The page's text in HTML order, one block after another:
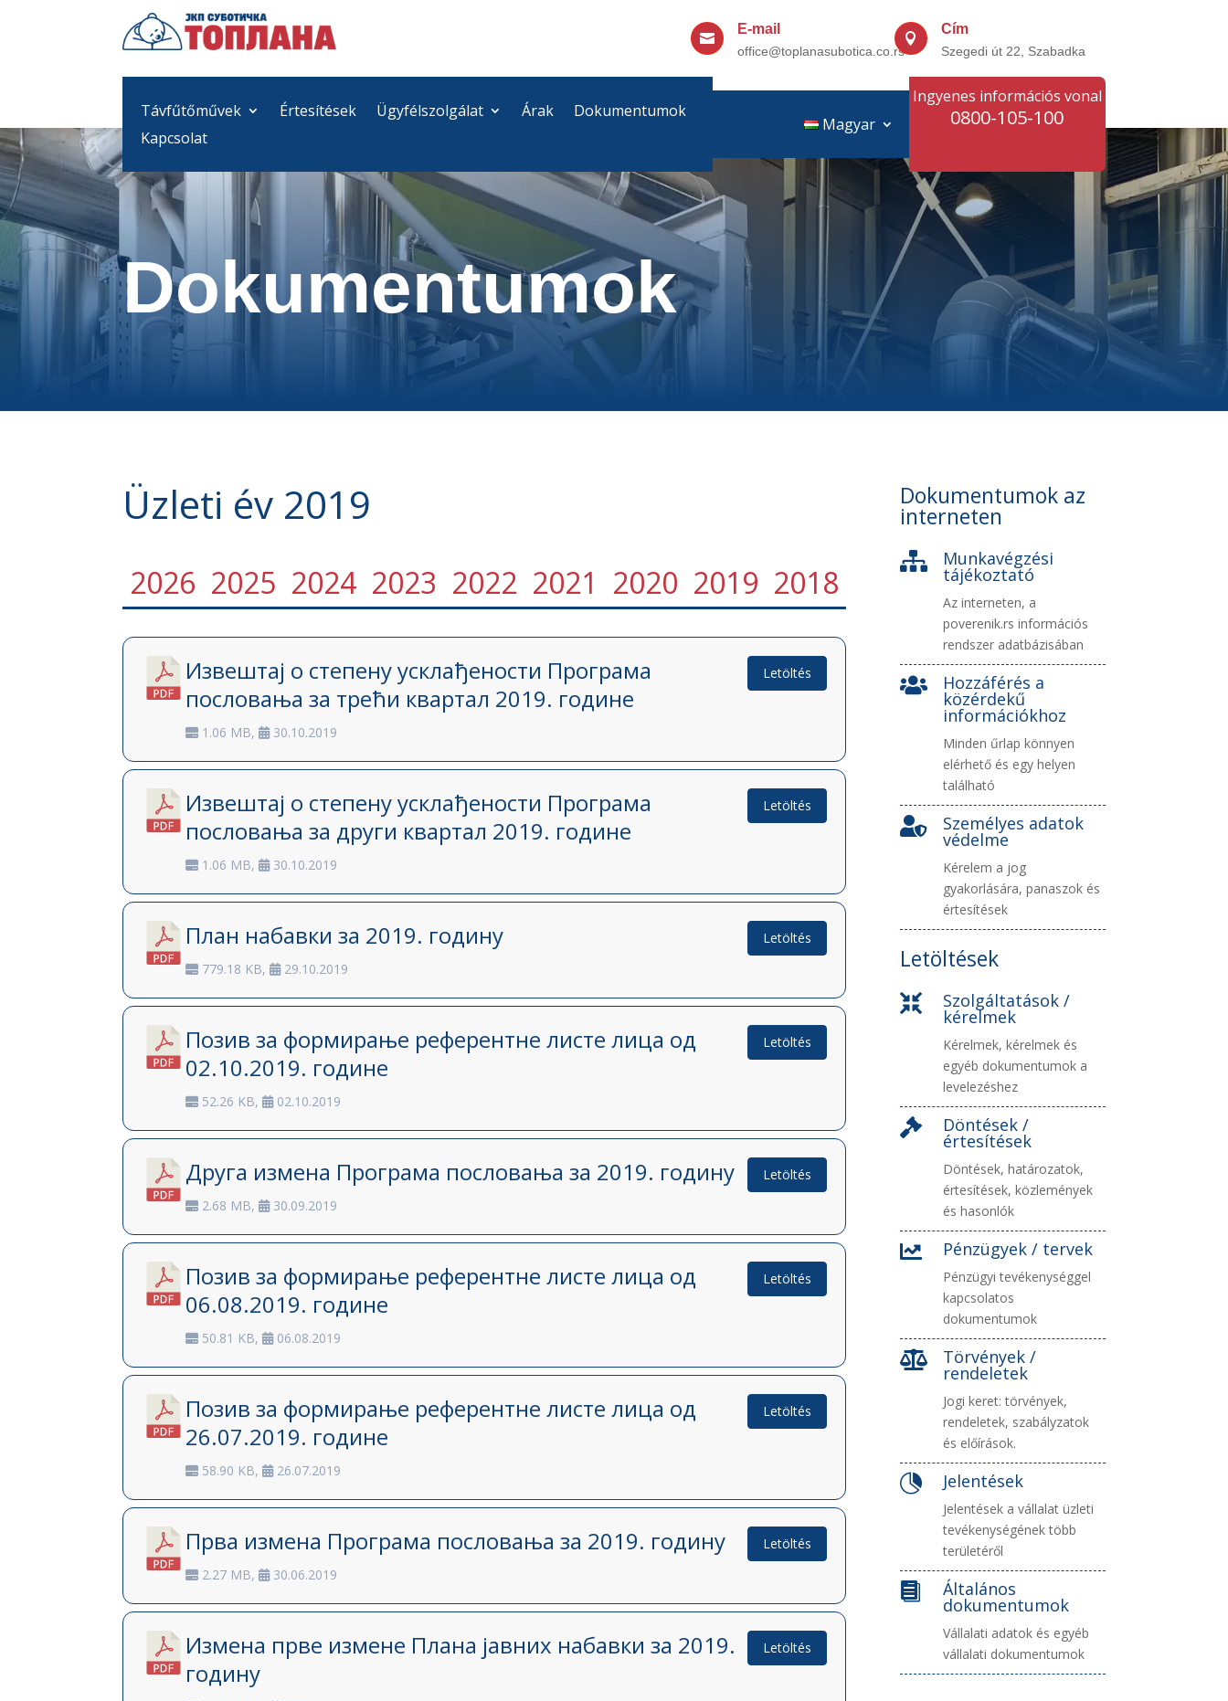

E-mail
office@toplanasubotica.co.rs

Cím
Szegedi út 22, Szabadka
Távfűtőművek Értesítések Ügyfélszolgálat Árak
Dokumentumok
Kapcsolat
Magyar
Ingyenes információs vonal
0800-105-100
Dokumentumok
Üzleti év 2019
2026 2025 2024 2023 2022 2021 2020 2019 2018
Извештај о степену усклађености Програма
пословања за трећи квартал 2019. године
1.06 MB, 30.10.2019
Letöltés
Извештај о степену усклађености Програма
пословања за други квартал 2019. године
1.06 MB, 30.10.2019
Letöltés
План набавки за 2019. годину
779.18 KB, 29.10.2019
Letöltés
Позив за формирање референтне листе лица од
02.10.2019. године
52.26 KB, 02.10.2019
Letöltés
Друга измена Програма пословања за 2019. годину
2.68 MB, 30.09.2019
Letöltés
Позив за формирање референтне листе лица од
06.08.2019. године
50.81 KB, 06.08.2019
Letöltés
Позив за формирање референтне листе лица од
26.07.2019. године
58.90 KB, 26.07.2019
Letöltés
Прва измена Програма пословања за 2019. годину
2.27 MB, 30.06.2019
Letöltés
Измена прве измене Плана јавних набавки за 2019.
годину
Letöltés
Dokumentumok az
interneten
 Munkavégzési
tájékoztató
Az interneten, a
poverenik.rs információs
rendszer adatbázisában
 Hozzáférés a
közérdekű
információkhoz
Minden űrlap könnyen
elérhető és egy helyen
található
 Személyes adatok
védelme
Kérelem a jog
gyakorlására, panaszok és
értesítések
Letöltések
 Szolgáltatások /
kérelmek
Kérelmek, kérelmek és
egyéb dokumentumok a
levelezéshez
 Döntések /
értesítések
Döntések, határozatok,
értesítések, közlemények
és hasonlók
 Pénzügyek / tervek
Pénzügyi tevékenységgel
kapcsolatos
dokumentumok
 Törvények /
rendeletek
Jogi keret: törvények,
rendeletek, szabályzatok
és előírások.
 Jelentések
Jelentések a vállalat üzleti
tevékenységének több
területéről
 Általános
dokumentumok
Vállalati adatok és egyéb
vállalati dokumentumok